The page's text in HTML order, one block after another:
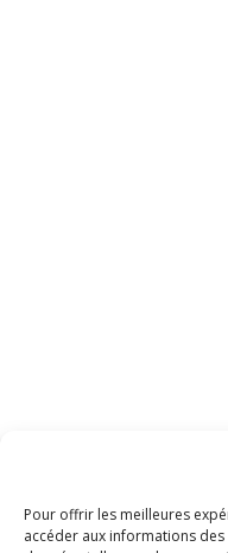
Pour offrir les meilleures
accéder aux informations